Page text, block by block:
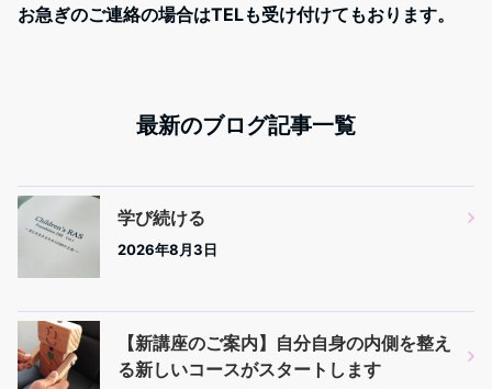
お急ぎのご連絡の場合はTELも受け付けてもおります。
最新のブログ記事一覧
学び続ける
2026年8月3日
【新講座のご案内】自分自身の内側を整え
る新しいコースがスタートします